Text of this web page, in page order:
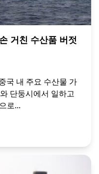
거친 수산품 버젓
국 내 주요 수산물 가
단둥시에서 일하고
로...